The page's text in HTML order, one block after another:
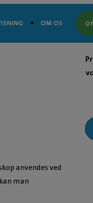
OM OS
anvendes ved
man